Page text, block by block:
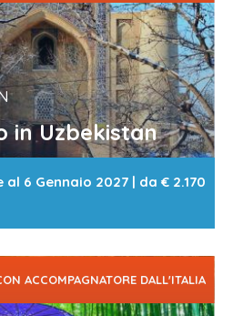
in Uzbekistan
al 6 Gennaio 2027 | da€ 2.170
ACCOMPAGNATORE DALL'ITALIA